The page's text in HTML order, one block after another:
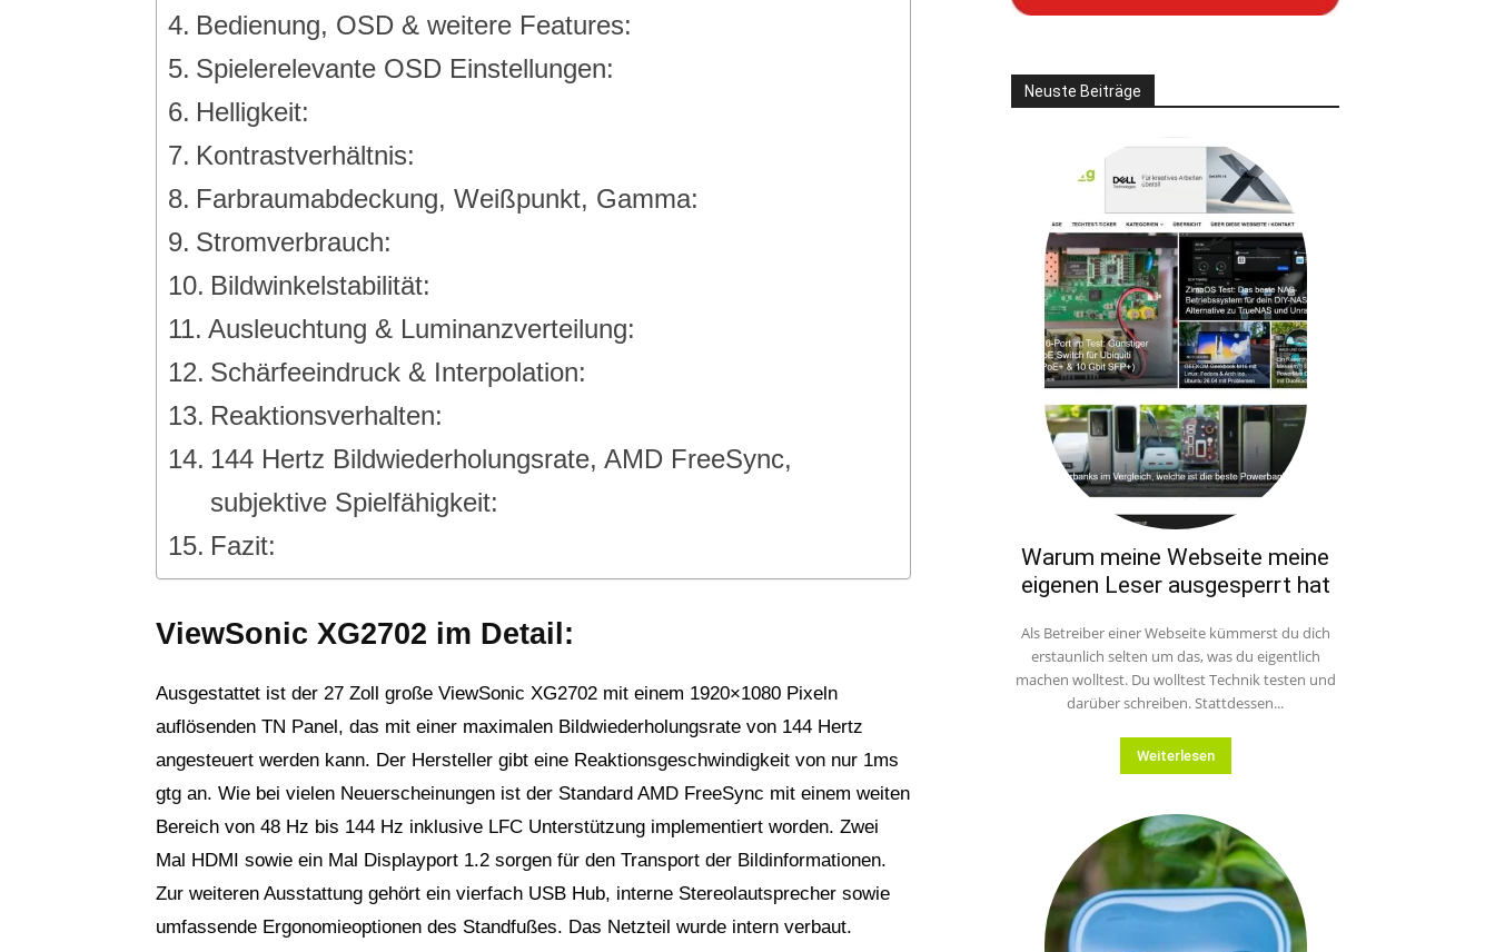
Bedienung, OSD & weitere Features:
Spielerelevante OSD Einstellungen:
Helligkeit:
Kontrastverhältnis:
Farbraumabdeckung, Weißpunkt, Gamma:
Stromverbrauch:
Bildwinkelstabilität:
Ausleuchtung & Luminanzverteilung:
Schärfeeindruck & Interpolation:
Reaktionsverhalten:
144 Hertz Bildwiederholungsrate, AMD FreeSync,
subjektive Spielfähigkeit:
Fazit:
ViewSonic XG2702 im Detail:
Ausgestattet ist der 27 Zoll große ViewSonic XG2702 mit einem 1920×1080 Pixeln
auflösenden TN Panel, das mit einer maximalen Bildwiederholungsrate von 144 Hertz
angesteuert werden kann. Der Hersteller gibt eine Reaktionsgeschwindigkeit von nur 1ms
gtg an. Wie bei vielen Neuerscheinungen ist der Standard AMD FreeSync mit einem weiten
Bereich von 48 Hz bis 144 Hz inklusive LFC Unterstützung implementiert worden. Zwei
Mal HDMI sowie ein Mal Displayport 1.2 sorgen für den Transport der Bildinformationen.
Zur weiteren Ausstattung gehört ein vierfach USB Hub, interne Stereolautsprecher sowie
umfassende Ergonomieoptionen des Standfußes. Das Netzteil wurde intern verbaut.
Neuste Beiträge
Warum meine Webseite meine
eigenen Leser ausgesperrt hat
Als Betreiber einer Webseite kümmerst du dich
erstaunlich selten um das, was du eigentlich
machen wolltest. Du wolltest Technik testen und
darüber schreiben. Stattdessen...
Weiterlesen